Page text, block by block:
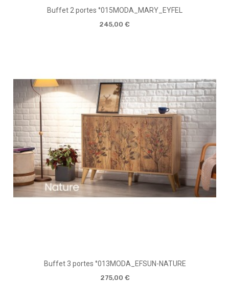
Buffet 2 portes °015MODA_MARY_EYFEL
245,00 €
Buffet 3 portes °013MODA_EFSUN-NATURE
275,00 €